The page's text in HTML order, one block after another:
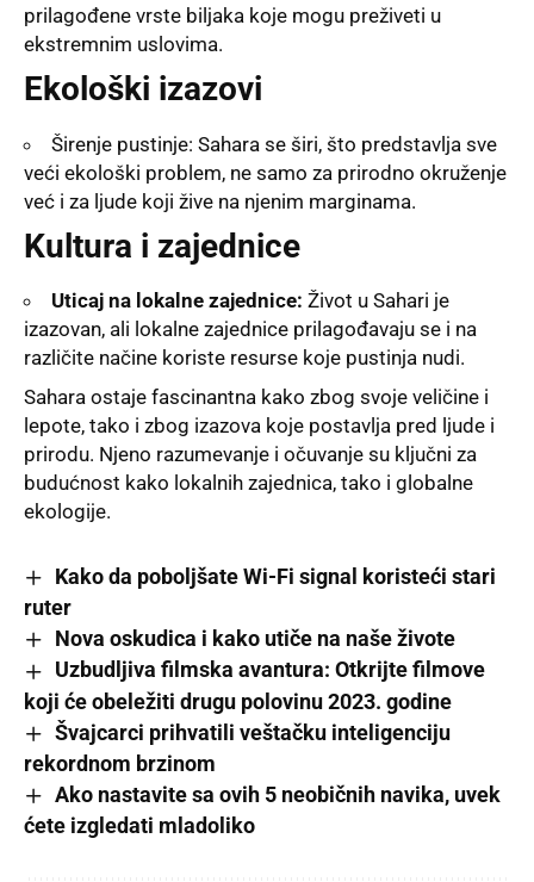
prilagođene vrste biljaka koje mogu preživeti u
ekstremnim uslovima.
Ekološki izazovi
Širenje pustinje: Sahara se širi, što predstavlja sve
veći ekološki problem, ne samo za prirodno okruženje
već i za ljude koji žive na njenim marginama.
Kultura i zajednice
Uticaj na lokalne zajednice: Život u Sahari je
izazovan, ali lokalne zajednice prilagođavaju se i na
različite načine koriste resurse koje pustinja nudi.
Sahara ostaje fascinantna kako zbog svoje veličine i
lepote, tako i zbog izazova koje postavlja pred ljude i
prirodu. Njeno razumevanje i očuvanje su ključni za
budućnost kako lokalnih zajednica, tako i globalne
ekologije.
Kako da poboljšate Wi-Fi signal koristeći stari
ruter
Nova oskudica i kako utiče na naše živote
Uzbudljiva filmska avantura: Otkrijte filmove
koji će obeležiti drugu polovinu 2023. godine
Švajcarci prihvatili veštačku inteligenciju
rekordnom brzinom
Ako nastavite sa ovih 5 neobičnih navika, uvek
ćete izgledati mladoliko